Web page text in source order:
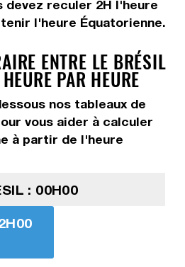
devez reculer 2H l'heure
l'heure Équatorienne.
ENTRE LE BRÉSIL
PAR HEURE
nos tableaux de
vous aider à calculer
à partir de l'heure
: 00H00